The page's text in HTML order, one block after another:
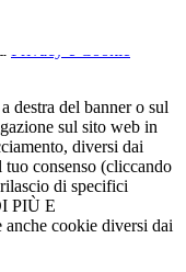
destra del banner o sul
sul sito web in
diversi dai
consenso (cliccando
di specifici
PIÙ E
cookie diversi dai